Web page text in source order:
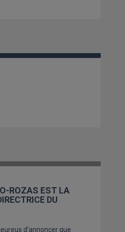
ROZAS EST LA
DU
d’annoncer que